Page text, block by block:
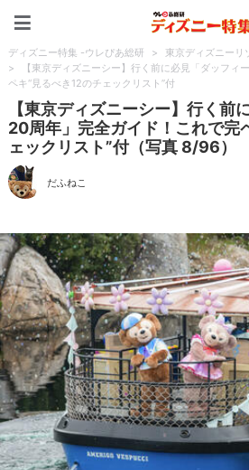
ディズニー特集 -ウレぴあ総研 > 東京ディズニーリ
>
【東京ディズニーシー】行く前に必見「ダッフィ
ペキ“見るべき12のチェックリスト”付
【東京ディズニーシー】行く前
20周年」完全ガイド！これで完
ェックリスト”付（写真 8/96）
だふねこ